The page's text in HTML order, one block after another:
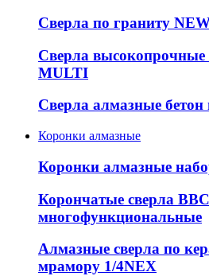
Сверла по граниту
Сверла высокопрочные
MULTI
Сверла алмазные
Коронки алмазные
Коронки алмазные
Корончатые сверла ВВС
многофункциональные
Алмазные сверла по
мрамору 1/4NEX